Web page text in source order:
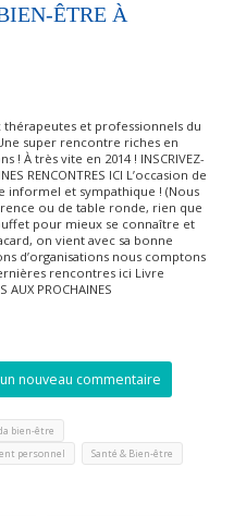
ÊTRE À
thérapeutes et professionnels du
super rencontre riches en
! À très vite en 2014 ! INSCRIVEZ-
RENCONTRES ICI L’occasion de
informel et sympathique ! (Nous
ou de table ronde, rien que
pour mieux se connaître et
on vient avec sa bonne
d’organisations nous comptons
rencontres ici Livre
PROCHAINES
nouveau commentaire
bien-être
personnel Santé & Bien-être